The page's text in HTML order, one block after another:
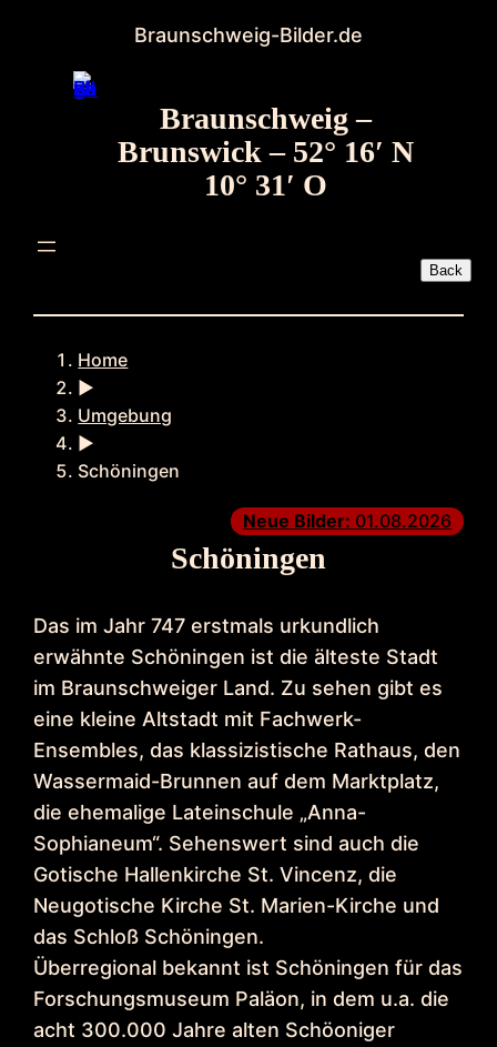
springen
Braunschweig-Bilder.de
Braunschweig –
Brunswick – 52° 16′ N
10° 31′ O
Home
►
Umgebung
►
Schöningen
Neue Bilder: 01.08.2026
Schöningen
Das im Jahr 747 erstmals urkundlich
erwähnte Schöningen ist die älteste Stadt
im Braunschweiger Land. Zu sehen gibt es
eine kleine Altstadt mit Fachwerk-
Ensembles, das klassizistische Rathaus, den
Wassermaid-Brunnen auf dem Marktplatz,
die ehemalige Lateinschule „Anna-
Sophianeum“. Sehenswert sind auch die
Gotische Hallenkirche St. Vincenz, die
Neugotische Kirche St. Marien-Kirche und
das Schloß Schöningen.
Überregional bekannt ist Schöningen für das
Forschungsmuseum Paläon, in dem u.a. die
acht 300.000 Jahre alten Schöoniger